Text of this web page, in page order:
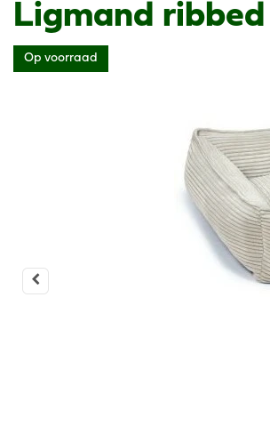
Ligmand
Op voorraad